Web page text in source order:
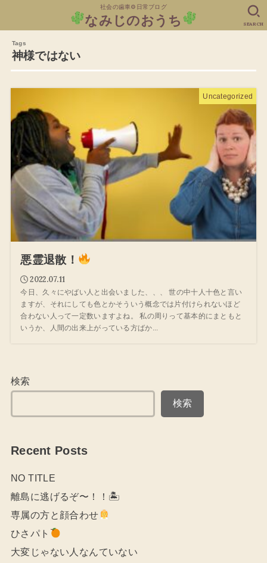
社会の歯車⚙日常ブログ
なみじのおうち SEARCH
神様ではない
Uncategorized
悪霊退散！
2022.07.11
今日、久々にやばい人と出会いました、、、 世の中十人十色と言い
ますが、それにしても色とかそういう概念では片付けられないほど
合わない人って一定数いますよね。 私の周りって基本的にまともと
いうか、人間の出来上がっている方ばか...
検索
検索
Recent Posts
NO TITLE
離島に逃げるぞ〜！！🏝
専属の方と顔合わせ
ひさパト
大変じゃない人なんていない